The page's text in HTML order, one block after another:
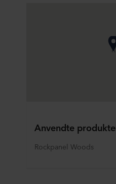
Anvendte
Rockpanel Woods